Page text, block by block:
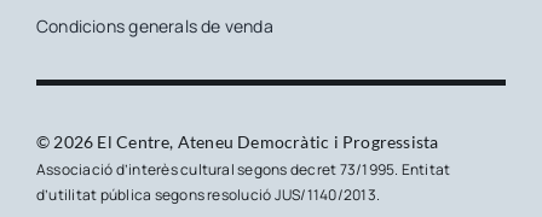
Condicions generals de venda
© 2026 El Centre, Ateneu Democràtic i Progressista
Associació d’interès cultural segons decret 73/1995. Entitat
d’utilitat pública segons resolució JUS/1140/2013.